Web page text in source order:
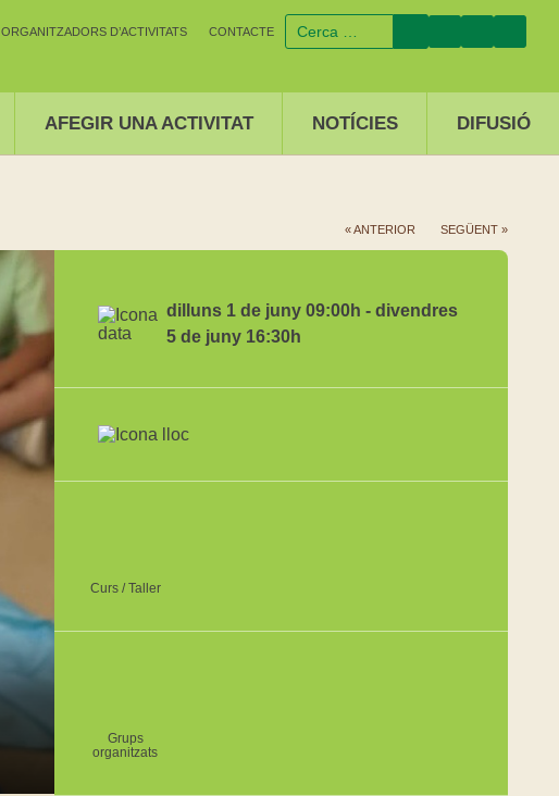
ORGANITZADORS D’ACTIVITATS CONTACTE
AFEGIR UNA ACTIVITAT NOTÍCIES DIFUSIÓ
« ANTERIOR SEGÜENT »
dilluns 1 de juny 09:00h - divendres
5 de juny 16:30h
Curs / Taller
Grups
organitzats